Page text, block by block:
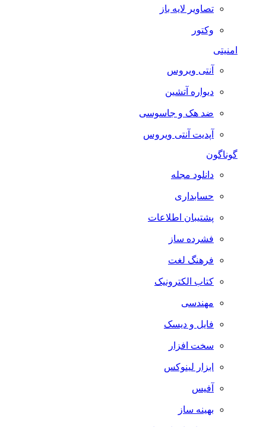
تصاویر لایه باز
وکتور
امنیتی
آنتی ویروس
دیواره آتشین
ضد هک و جاسوسی
آپدیت آنتی ویروس
گوناگون
دانلود مجله
حسابداری
پشتیبان اطلاعات
فشرده ساز
فرهنگ لغت
کتاب الکترونیک
مهندسی
فایل و دیسک
سخت افزار
ابزار لینوکس
آفیس
بهینه ساز